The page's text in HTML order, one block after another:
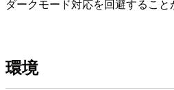
ダークモード対応を回避するこ
環境